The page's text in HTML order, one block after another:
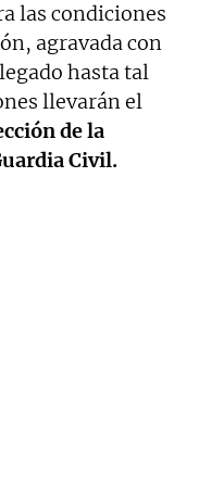
las condiciones
agravada con
hasta tal
llevarán el
de la
Civil.